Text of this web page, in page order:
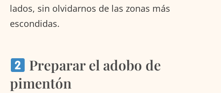
lados, sin olvidarnos de las zonas más
escondidas.
Preparar el adobo de
pimentón